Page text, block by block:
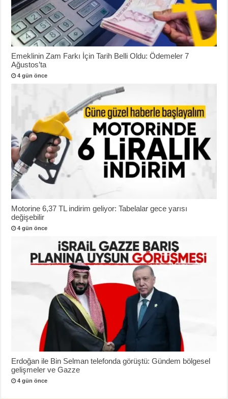
Emeklinin Zam Farkı İçin Tarih Belli Oldu: Ödemeler 7
Ağustos’ta
4 gün önce
Motorine 6,37 TL indirim geliyor: Tabelalar gece yarısı
değişebilir
4 gün önce
Erdoğan ile Bin Selman telefonda görüştü: Gündem bölgesel
gelişmeler ve Gazze
4 gün önce